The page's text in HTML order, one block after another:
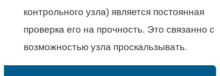
контрольного узла) является постоянная
проверка его на прочность. Это связанно с
возможностью узла проскальзывать.